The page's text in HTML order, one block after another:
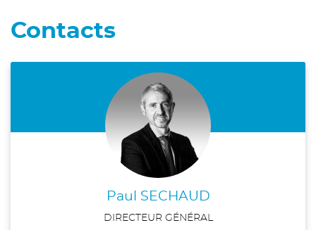
Contacts
Paul SECHAUD
DIRECTEUR GÉNÉRAL